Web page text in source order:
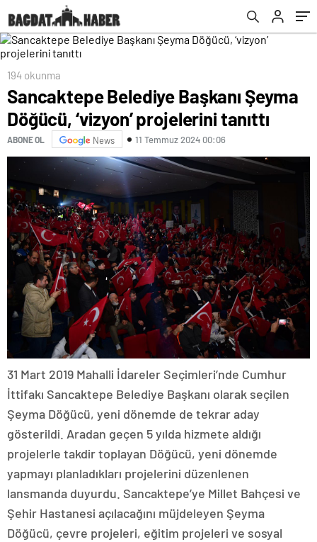
194 okunma
Sancaktepe Belediye Başkanı Şeyma
Döğücü, ‘vizyon’ projelerini tanıttı
ABONE OL News 11 Temmuz 2024 00:06
31 Mart 2019 Mahalli İdareler Seçimleri’nde Cumhur
İttifakı Sancaktepe Belediye Başkanı olarak seçilen
Şeyma Döğücü, yeni dönemde de tekrar aday
gösterildi. Aradan geçen 5 yılda hizmete aldığı
projelerle takdir toplayan Döğücü, yeni dönemde
yapmayı planladıkları projelerini düzenlenen
lansmanda duyurdu. Sancaktepe’ye Millet Bahçesi ve
Şehir Hastanesi açılacağını müjdeleyen Şeyma
Döğücü, çevre projeleri, eğitim projeleri ve sosyal